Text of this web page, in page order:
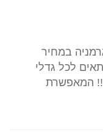
במחיר
לכל גדלי
המאפשרת